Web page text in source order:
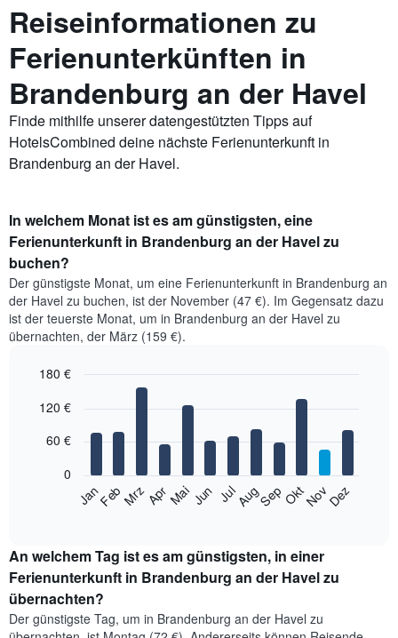
Reiseinformationen zu
Ferienunterkünften in
Brandenburg an der Havel
Finde mithilfe unserer datengestützten Tipps auf
HotelsCombined deine nächste Ferienunterkunft in
Brandenburg an der Havel.
In welchem Monat ist es am günstigsten, eine
Ferienunterkunft in Brandenburg an der Havel zu
buchen?
Der günstigste Monat, um eine Ferienunterkunft in Brandenburg an
der Havel zu buchen, ist der November (47 €). Im Gegensatz dazu
ist der teuerste Monat, um in Brandenburg an der Havel zu
übernachten, der März (159 €).
chart
bars.
folgende
den
durchschnittlichen
Zimmerpreis
im
jeweiligen
graphic.
JanFebMrzAprMaiJun JulAugSep OktNovDez
0
60 €
120 €
180 €
An welchem Tag ist es am günstigsten, in einer
Ferienunterkunft in Brandenburg an der Havel zu
übernachten?
Der günstigste Tag, um in Brandenburg an der Havel zu